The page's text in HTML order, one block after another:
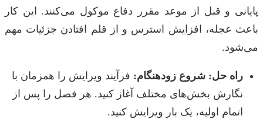
پایانی و قبل از موعد مقرر دفاع موکول می‌کنند. این کار
باعث عجله، افزایش استرس و از قلم افتادن جزئیات مهم
می‌شود.
راه حل: شروع زودهنگام: فرآیند ویرایش را همزمان با
نگارش بخش‌های مختلف آغاز کنید. هر فصل را پس از
اتمام اولیه، یک بار ویرایش کنید.